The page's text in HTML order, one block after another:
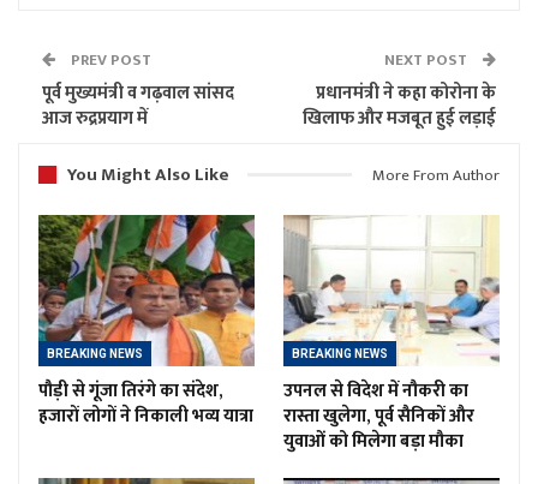
PREV POST
पूर्व मुख्यमंत्री व गढ़वाल सांसद
आज रुद्रप्रयाग में
NEXT POST
प्रधानमंत्री ने कहा कोरोना के
खिलाफ और मजबूत हुई लड़ाई
You Might Also Like
More From Author
BREAKING NEWS
पौड़ी से गूंजा तिरंगे का संदेश,
हजारों लोगों ने निकाली भव्य यात्रा
BREAKING NEWS
उपनल से विदेश में नौकरी का
रास्ता खुलेगा, पूर्व सैनिकों और
युवाओं को मिलेगा बड़ा मौका